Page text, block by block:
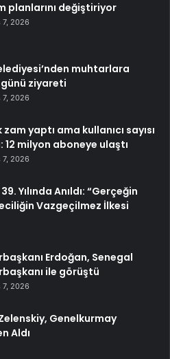
planlarını değiştiriyor
7, 2026
muhtarlara
ziyareti
7, 2026
yaptı ama kullanıcı sayısı
12 milyon aboneye ulaştı
7, 2026
Yılında Anıldı: “Gerçeğin
Vazgeçilmez İlkesi
Erdoğan, Senegal
ile görüştü
7, 2026
Genelkurmay
Aldı